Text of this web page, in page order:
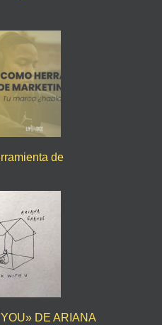
de
DE ARIANA